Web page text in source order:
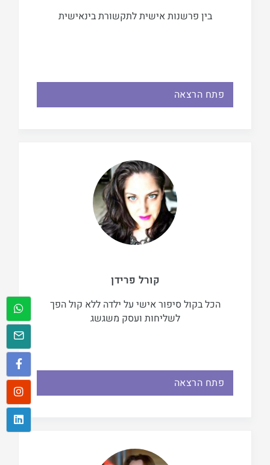
בין פרשנות אישית לתקשורת בינאישית
פתח הרצאה
קורל פרידן
הכל בקול סיפור אישי על ילדה ללא קול הפך
לשליחות ועסק משגשג
פתח הרצאה